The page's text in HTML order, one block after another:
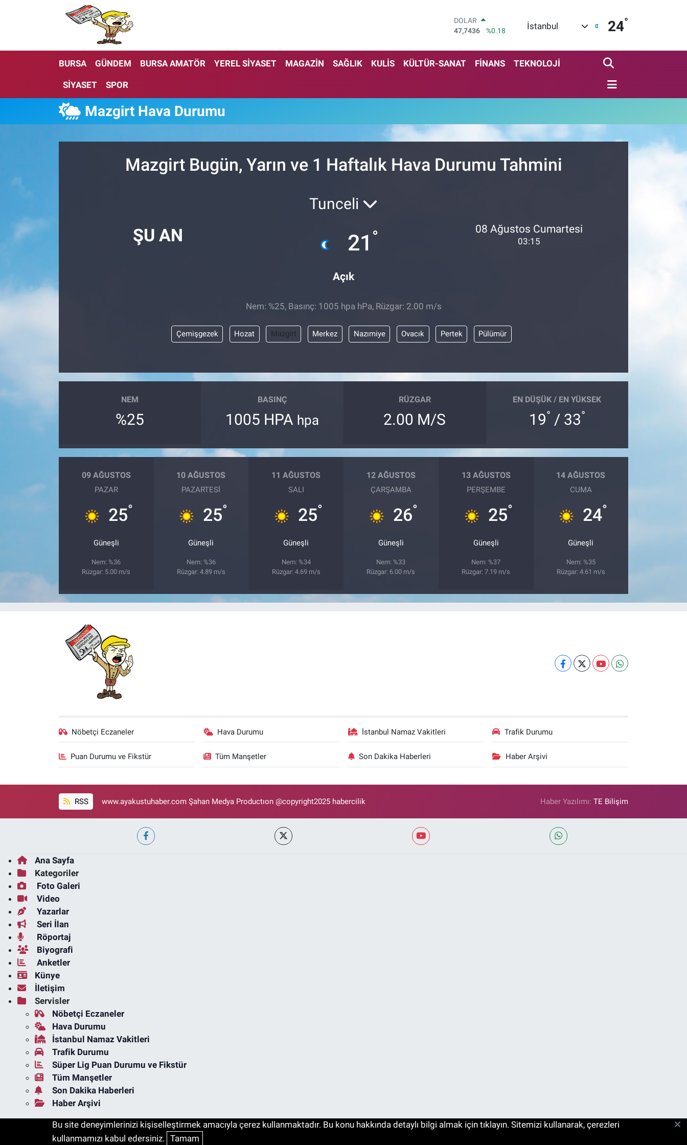
DOLAR
47,7436
%0.18
55,2510
%0.32
STERLİN
BITCOIN
%1.11
İstanbul 24°
BURSA GÜNDEM BURSA AMATÖR YEREL SİYASET MAGAZİN SAĞLIK KULİS KÜLTÜR-SANAT FİNANS TEKNOLOJİ
SİYASET SPOR
Mazgirt Hava Durumu
Mazgirt Bugün, Yarın ve 1 Haftalık Hava Durumu Tahmini
ŞU AN
Tunceli
21 °
Açık
08 Ağustos Cumartesi
03:15
Nem: %25, Basınç: 1005 hpa hPa, Rüzgar: 2.00 m/s
Çemişgezek Hozat Mazgirt Merkez Nazımiye Ovacık Pertek Pülümür
NEM
%25
BASINÇ
1005 HPA hpa
RÜZGAR
2.00 M/S
EN DÜŞÜK / EN YÜKSEK
19° / 33°
09 AĞUSTOS
PAZAR
25°
Güneşli
Nem: %36
Rüzgar: 5.00 m/s
10 AĞUSTOS
PAZARTESI
25°
Güneşli
Nem: %36
Rüzgar: 4.89 m/s
11 AĞUSTOS
SALI
25°
Güneşli
Nem: %34
Rüzgar: 4.69 m/s
12 AĞUSTOS
ÇARŞAMBA
26°
Güneşli
Nem: %33
Rüzgar: 6.00 m/s
13 AĞUSTOS
PERŞEMBE
25°
Güneşli
Nem: %37
Rüzgar: 7.19 m/s
14 AĞUSTOS
CUMA
24°
Güneşli
Nem: %35
Rüzgar: 4.61 m/s
Nöbetçi Eczaneler Hava Durumu İstanbul Namaz Vakitleri Trafik Durumu
Puan Durumu ve Fikstür Tüm Manşetler Son Dakika Haberleri Haber Arşivi
RSS www.ayakustuhaber.com Şahan Medya Productıon @copyright2025 habercilik Haber Yazılımı:TE Bilişim
Ana Sayfa
Kategoriler
Foto Galeri
Video
Yazarlar
Seri İlan
Röportaj
Biyografi
Anketler
Künye
İletişim
Servisler
Nöbetçi Eczaneler
Hava Durumu
İstanbul Namaz Vakitleri
Trafik Durumu
Süper Lig Puan Durumu ve Fikstür
Tüm Manşetler
Son Dakika Haberleri
Haber Arşivi
Bu site deneyimlerinizi kişiselleştirmek amacıyla çerez kullanmaktadır. Bu konu hakkında detaylı bilgi almak için tıklayın. Sitemizi kullanarak, çerezleri
kullanmamızı kabul edersiniz. Tamam